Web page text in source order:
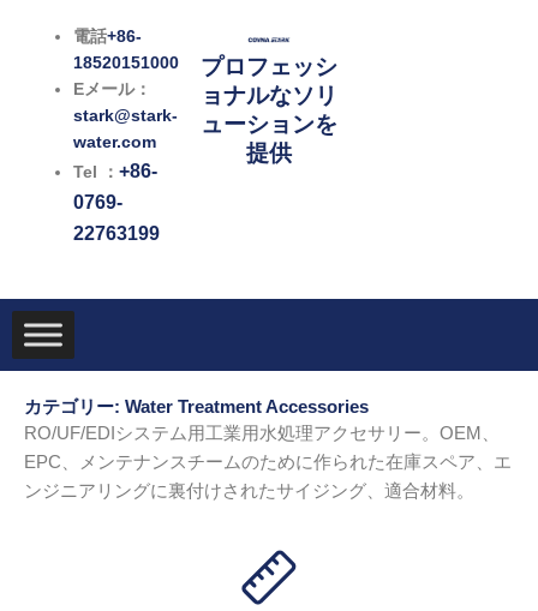
電話+86-
18520151000
Eメール：
stark@stark-
water.com
Tel ：+86-
0769-
22763199
プロフェッシ
ョナルなソリ
ューションを
提供
カテゴリー: Water Treatment Accessories
RO/UF/EDIシステム用工業用水処理アクセサリー。OEM、
EPC、メンテナンスチームのために作られた在庫スペア、エ
ンジニアリングに裏付けされたサイジング、適合材料。